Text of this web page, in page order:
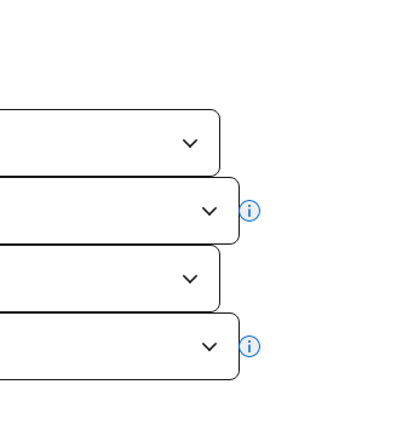
more info
more info